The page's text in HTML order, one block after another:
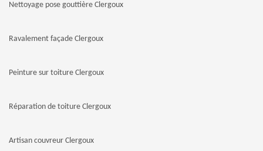
Nettoyage pose gouttière Clergoux
Ravalement façade Clergoux
Peinture sur toiture Clergoux
Réparation de toiture Clergoux
Artisan couvreur Clergoux